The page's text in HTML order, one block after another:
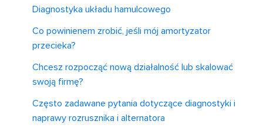
Diagnostyka układu hamulcowego
Co powinienem zrobić, jeśli mój amortyzator
przecieka?
Chcesz rozpocząć nową działalność lub skalować
swoją firmę?
Często zadawane pytania dotyczące diagnostyki i
naprawy rozrusznika i alternatora